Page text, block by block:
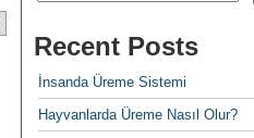
Recent Posts
İnsanda Üreme Sistemi
Hayvanlarda Üreme Nasıl Olur?